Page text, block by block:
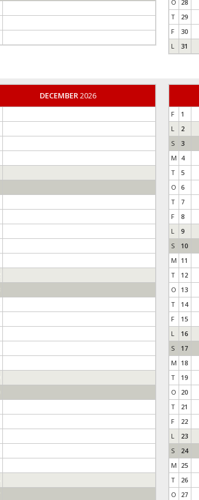
O
28
T
29
F
30
L
31
DECEMBER2026
F
1
L
2
S
3
M 4
T
5
O 6
T
7
F
8
L
9
S
10
M 11
T
12
O
13
T
14
F
15
L
16
S
17
M 18
T
19
O
20
T
21
F
22
L
23
S
24
M 25
T
26
O
27